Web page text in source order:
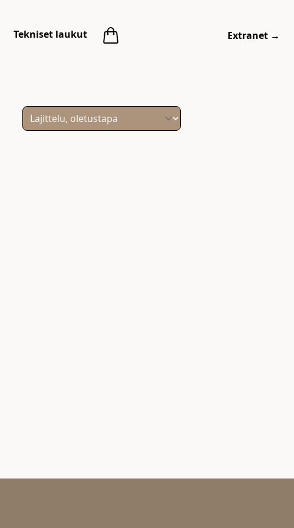
Tekniset laukut Extranet →